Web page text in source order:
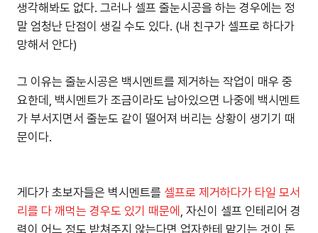
생각해봐도 없다. 그러나 셀프 줄눈시공을 하는 경우에는 정
말 엄청난 단점이 생길 수도 있다. (내 친구가 셀프로 하다가
망해서 안다)
그 이유는 줄눈시공은 백시멘트를 제거하는 작업이 매우 중
요한데, 백시멘트가 조금이라도 남아있으면 나중에 백시멘트
가 부서지면서 줄눈도 같이 떨어져 버리는 상황이 생기기 때
문이다.
게다가 초보자들은 벽시멘트를 셀프로 제거하다가 타일 모서
리를 다 깨먹는 경우도 있기 때문에 , 자신이 셀프 인테리어 경
력이 어느 정도 받쳐주지 않는다면 업자한테 맡기는 것이 돈